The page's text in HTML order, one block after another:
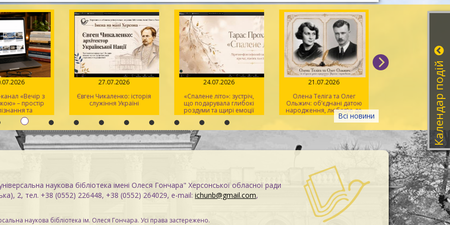
Всі новини
«Вечір з
– простір
та
27.07.2026
Євген Чикаленко: історія
служіння Україні
24.07.2026
«Спалене літо»: зустріч,
що подарувала глибокі
роздуми та щирі емоції
21.07.2026
Олена Теліга та Олег
Ольжич: об’єднані датою
народження, любов’ю до
України та жертовністю
заради неї
20.07.2026
Мистецтво
наукова бібліотека імені Олеся Гончара" Херсонської обласної ради
2, тел. +38 (0552) 226448, +38 (0552) 264029, e-mail: ichunb@gmail.com,
наукова бібліотека ім. Олеся Гончара. Усі права застережено.
Календар подій